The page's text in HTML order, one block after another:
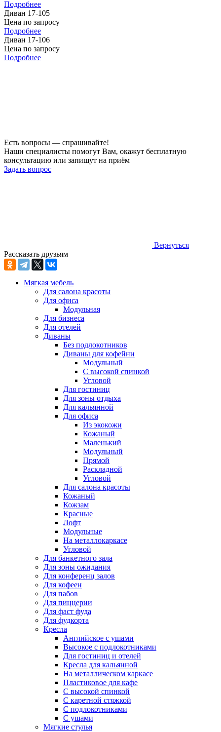
Подробнее
Диван 17-105
Цена по запросу
Подробнее
Диван 17-106
Цена по запросу
Подробнее
Есть вопросы — спрашивайте!
Наши специалисты помогут Вам, окажут бесплатную
консультацию или запишут на приём
Задать вопрос
Вернуться
Рассказать друзьям
Мягкая мебель
Для салона красоты
Для офиса
Модульная
Для бизнеса
Для отелей
Диваны
Без подлокотников
Диваны для кофейни
Модульный
С высокой спинкой
Угловой
Для гостиниц
Для зоны отдыха
Для кальянной
Для офиса
Из экокожи
Кожаный
Маленький
Модульный
Прямой
Раскладной
Угловой
Для салона красоты
Кожаный
Кожзам
Красные
Лофт
Модульные
На металлокаркасе
Угловой
Для банкетного зала
Для зоны ожидания
Для конференц залов
Для кофеен
Для пабов
Для пиццерии
Для фаст фуда
Для фудкорта
Кресла
Английское с ушами
Высокое с подлокотниками
Для гостиниц и отелей
Кресла для кальянной
На металлическом каркасе
Пластиковое для кафе
С высокой спинкой
С каретной стяжкой
С подлокотниками
С ушами
Мягкие стулья